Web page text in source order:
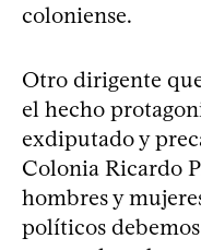
coloniense.
Otro dirigente
el hecho
exdiputado y
Colonia Ricardo
hombres y
políticos